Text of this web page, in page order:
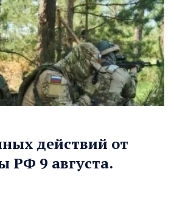
действий от
РФ 9 августа.